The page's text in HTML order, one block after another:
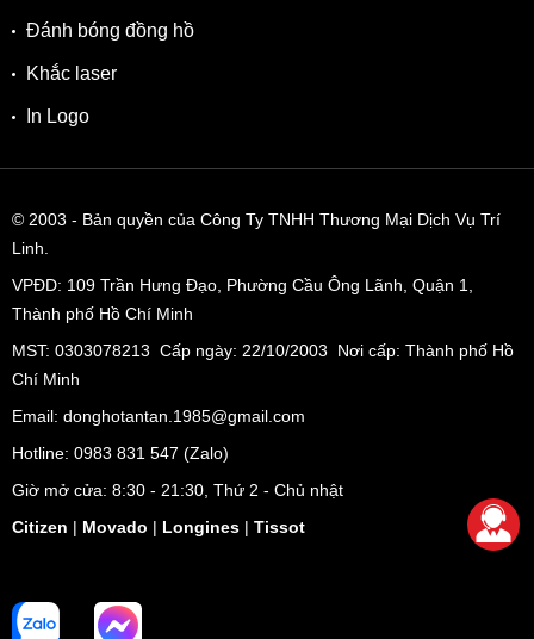
Đánh bóng đồng hồ
Khắc laser
In Logo
© 2003 - Bản quyền của Công Ty TNHH Thương Mại Dịch Vụ Trí
Linh.
VPĐD: 109 Trần Hưng Đạo, Phường Cầu Ông Lãnh, Quận 1,
Thành phố Hồ Chí Minh
MST: 0303078213 Cấp ngày: 22/10/2003 Nơi cấp: Thành phố Hồ
Chí Minh
Email: donghotantan.1985@gmail.com
Hotline: 0983 831 547 (Zalo)
Giờ mở cửa: 8:30 - 21:30, Thứ 2 - Chủ nhật
Citizen | Movado | Longines | Tissot